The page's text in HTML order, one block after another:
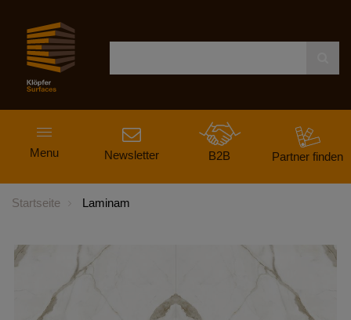
Navigation
ein-
ausblenden
Menu Newsletter B2B Partner finden
Startseite Laminam